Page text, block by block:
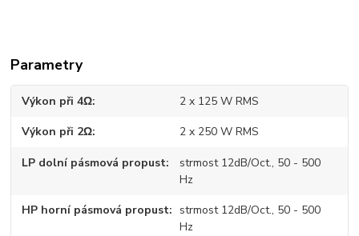
Parametry
Výkon při 4Ω 2 x 125 W RMS
Výkon při 2Ω 2 x 250 W RMS
LP dolní pásmová propust
strmost 12dB/Oct., 50 - 500
Hz
HP horní pásmová propust
strmost 12dB/Oct., 50 - 500
Hz